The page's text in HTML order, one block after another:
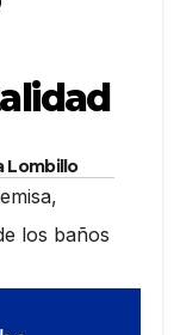
Lombillo
,
los baños